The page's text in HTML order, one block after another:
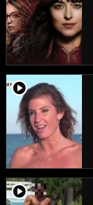
player2
player2